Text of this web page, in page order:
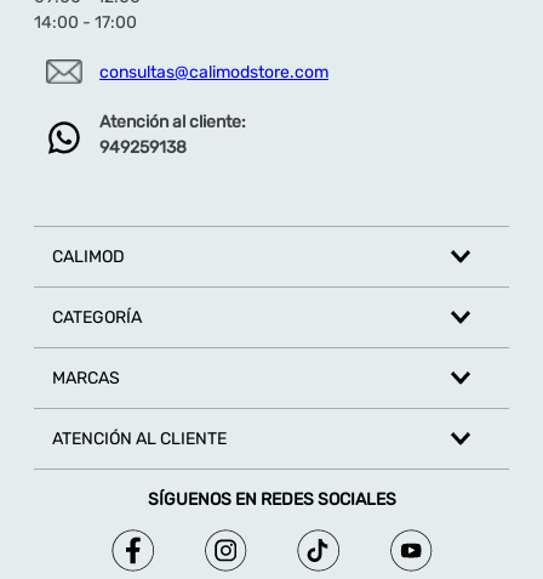
14:00 - 17:00
consultas@calimodstore.com
Atención al cliente:
949259138
CALIMOD
CATEGORÍA
MARCAS
ATENCIÓN AL CLIENTE
SÍGUENOS EN REDES SOCIALES